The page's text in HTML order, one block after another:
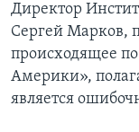
Директор
Сергей Марков,
происходящее по
Америки»,
является